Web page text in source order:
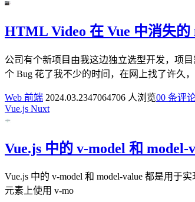
HTML Video 在 Vue 中消失的
公司有个新项目由我这边独立选型开发，项
个 Bug 花了我不少的时间，在网上找了许久
Web 前端 2024.03.2347064706 人浏览00 条评
Vue.js Nuxt
Vue.js 中的 v-model 和 model-
Vue.js 中的 v-model 和 model-value 都是用
元素上使用 v-mo